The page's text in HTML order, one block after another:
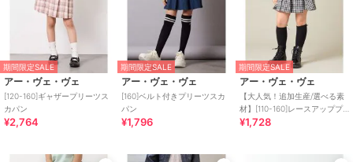
期間限定SALE
アー・ヴェ・ヴェ
[120-160]ギャザープリーツス
カパン
¥2,764
期間限定SALE
アー・ヴェ・ヴェ
[160]ベルト付きプリーツスカ
パン
¥1,796
期間限定SALE
アー・ヴェ・ヴェ
【大人気！追加生産/選べる素
材】[110-160]レースアッププ
リーツスカパン
¥1,728